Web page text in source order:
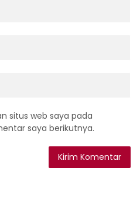
situs web saya pada
saya berikutnya.